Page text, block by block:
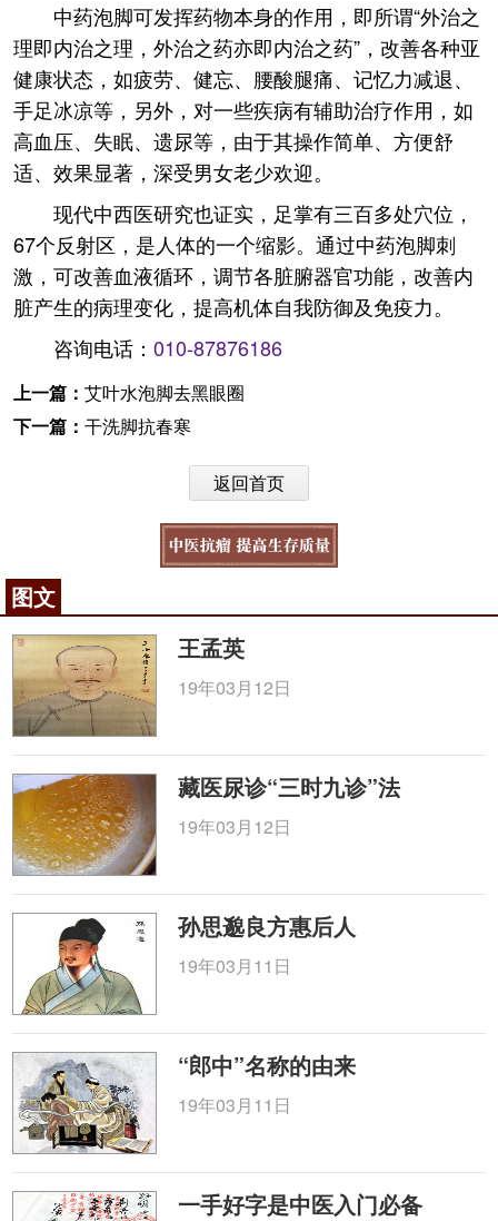
中药泡脚可发挥药物本身的作用，即所谓“外治之
理即内治之理，外治之药亦即内治之药”，改善各种亚
健康状态，如疲劳、健忘、腰酸腿痛、记忆力减退、
手足冰凉等，另外，对一些疾病有辅助治疗作用，如
高血压、失眠、遗尿等，由于其操作简单、方便舒
适、效果显著，深受男女老少欢迎。
现代中西医研究也证实，足掌有三百多处穴位，
67个反射区，是人体的一个缩影。通过中药泡脚刺
激，可改善血液循环，调节各脏腑器官功能，改善内
脏产生的病理变化，提高机体自我防御及免疫力。
咨询电话： 010-87876186
上一篇： 艾叶水泡脚去黑眼圈
下一篇： 干洗脚抗春寒
返回首页
图文
王孟英
19年03月12日
藏医尿诊“三时九诊”法
19年03月12日
孙思邈良方惠后人
19年03月11日
“郎中”名称的由来
19年03月11日
一手好字是中医入门必备